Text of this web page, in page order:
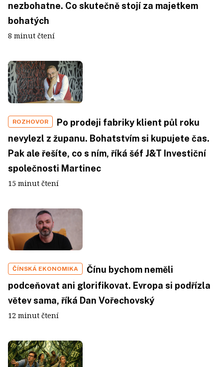
nezbohatne. Co skutečně stojí za majetkem
bohatých
8 minut čtení
ROZHOVOR
Po prodeji fabriky klient půl roku
nevylezl z županu. Bohatstvím si kupujete čas.
Pak ale řešíte, co s ním, říká šéf J&T Investiční
společnosti Martinec
15 minut čtení
ČÍNSKÁ EKONOMIKA
Čínu bychom neměli
podceňovat ani glorifikovat. Evropa si podřízla
větev sama, říká Dan Vořechovský
12 minut čtení